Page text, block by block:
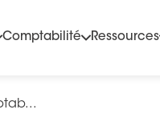
Comptabilité Ressources